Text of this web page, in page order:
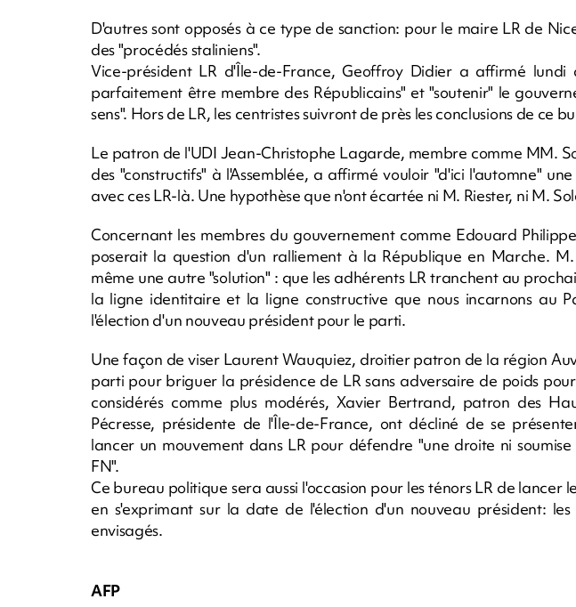
D'autres sont opposés à ce type de sanction: pour le maire LR de
des "procédés staliniens".
Vice-président LR d'Île-de-France, Geoffroy Didier a affirmé
parfaitement être membre des Républicains" et "soutenir" le
sens". Hors de LR, les centristes suivront de près les conclusions de ce
Le patron de l'UDI Jean-Christophe Lagarde, membre comme MM.
des "constructifs" à l'Assemblée, a affirmé vouloir "d'ici l'automne"
avec ces LR-là. Une hypothèse que n'ont écartée ni M. Riester, ni M.
Concernant les membres du gouvernement comme Edouard
poserait la question d'un ralliement à la République en Marche.
même une autre "solution" : que les adhérents LR tranchent au
la ligne identitaire et la ligne constructive que nous incarnons au
l'élection d'un nouveau président pour le parti.
Une façon de viser Laurent Wauquiez, droitier patron de la région
parti pour briguer la présidence de LR sans adversaire de poids
considérés comme plus modérés, Xavier Bertrand, patron des
Pécresse, présidente de l'Île-de-France, ont décliné de se
lancer un mouvement dans LR pour défendre "une droite ni
FN".
Ce bureau politique sera aussi l'occasion pour les ténors LR de lancer
en s'exprimant sur la date de l'élection d'un nouveau président:
envisagés.
AFP